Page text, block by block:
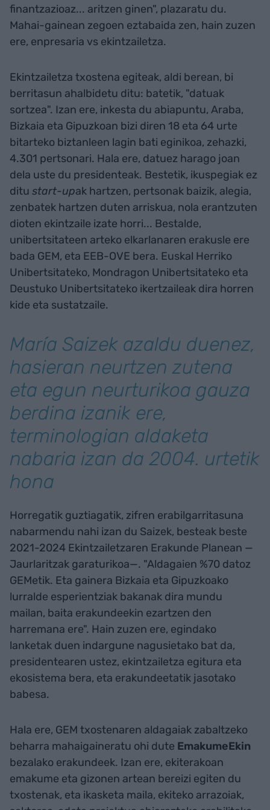
finantzazioaz... aritzen ginen", plazaratu du.
Mahai-gainean zegoen eztabaida zen, hain zuzen
ere, enpresaria vs ekintzailetza.
Ekintzailetza txostena egiteak, aldi berean, bi
berritasun ahalbidetu ditu: batetik, "datuak
sortzea". Izan ere, inkesta du abiapuntu, Araba,
Bizkaia eta Gipuzkoan bizi diren 18 eta 64 urte
bitarteko biztanleen lagin bati eginikoa, zehazki,
4.301 pertsonari. Hala ere, datuez harago joan
dela uste du presidenteak. Bestetik, ikuspegiak ez
ditu start-upak hartzen, pertsonak baizik, alegia,
zenbatek hartzen duten arriskua, nola erantzuten
dioten ekintzaile izate horri... Bestalde,
unibertsitateen arteko elkarlanaren erakusle ere
bada GEM, eta EEB-OVE bera. Euskal Herriko
Unibertsitateko, Mondragon Unibertsitateko eta
Deustuko Unibertsitateko ikertzaileak dira horren
kide eta sustatzaile.
María Saizek azaldu duenez,
hasieran neurtzen zutena
eta egun neurturikoa gauza
berdina izanik ere,
terminologian aldaketa
nabaria izan da 2004. urtetik
hona
Horregatik guztiagatik, zifren erabilgarritasuna
nabarmendu nahi izan du Saizek, besteak beste
2021-2024 Ekintzailetzaren Erakunde Planean —
Jaurlaritzak garaturikoa—. "Aldagaien %70 datoz
GEMetik. Eta gainera Bizkaia eta Gipuzkoako
lurralde esperientziak bakanak dira mundu
mailan, baita erakundeekin ezartzen den
harremana ere". Hain zuzen ere, egindako
lanketak duen indargune nagusietako bat da,
presidentearen ustez, ekintzailetza egitura eta
ekosistema bera, eta erakundeetatik jasotako
babesa.
Hala ere, GEM txostenaren aldagaiak zabaltzeko
beharra mahaigaineratu ohi dute EmakumeEkin
bezalako erakundeek. Izan ere, ekiterakoan
emakume eta gizonen artean bereizi egiten du
txostenak, eta ikasketa maila, ekiteko arrazoiak,